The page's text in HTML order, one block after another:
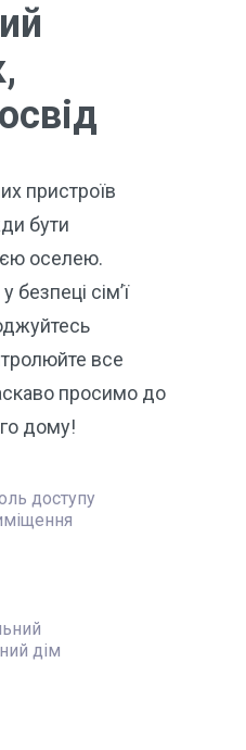
пристроїв
бути
оселею.
безпеці сім’ї
все
просимо до
дому!
доступу
дім